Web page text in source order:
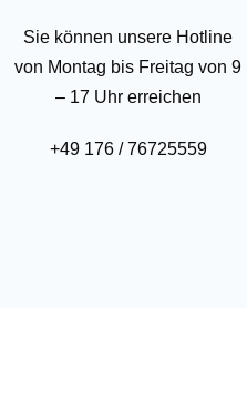
Sie können unsere Hotline
von Montag bis Freitag von 9
– 17 Uhr erreichen
+49 176 / 76725559